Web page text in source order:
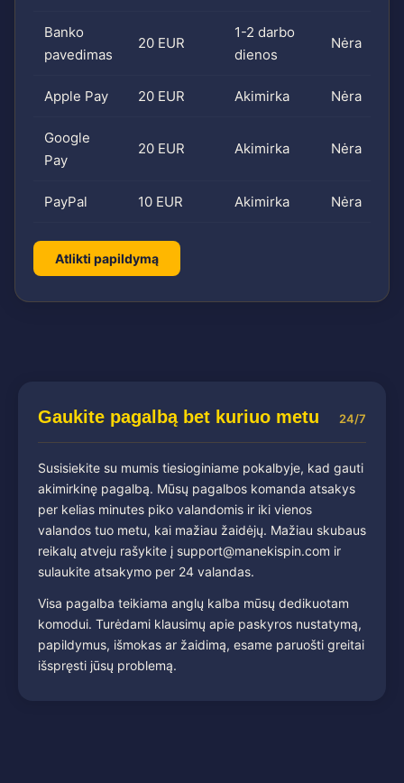
Banko
pavedimas
20 EUR
1-2 darbo
dienos
Nėra
Apple Pay 20 EUR Akimirka Nėra
Google
Pay
20 EUR Akimirka Nėra
PayPal 10 EUR Akimirka Nėra
Atlikti papildymą
Gaukite pagalbą bet kuriuo metu 24/7
Susisiekite su mumis tiesioginiame pokalbyje, kad gauti
akimirkinę pagalbą. Mūsų pagalbos komanda atsakys
per kelias minutes piko valandomis ir iki vienos
valandos tuo metu, kai mažiau žaidėjų. Mažiau skubaus
reikalų atveju rašykite į support@manekispin.com ir
sulaukite atsakymo per 24 valandas.
Visa pagalba teikiama anglų kalba mūsų dedikuotam
komodui. Turėdami klausimų apie paskyros nustatymą,
papildymus, išmokas ar žaidimą, esame paruošti greitai
išspręsti jūsų problemą.